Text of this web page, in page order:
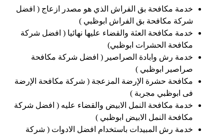
خدمة مكافحة بق الفراش الذي هو مصدر ازعاج ( افضل
شركة مكافحة بق الفراش ابوظبي )
خدمة مكافحة العثة والقضاء عليها نهائيا ( افضل شركة
مكافحة الحشرات ابوظبي)
خدمة رش وابادة الصراصير ( افضل شركة مكافحة
صراصير ابوظبي )
مكافحة حشرة الإرضة المزعجة ( شركة مكافحة الإرضة
فى ابوظبي مجربة )
خدمة مكافحة النمل الابيض والقضاء عليه ( افضل شركة
مكافحة النمل الابيض ابوظبي )
خدمة رش المبيدات باستخدام افضل الادوات ( شركة